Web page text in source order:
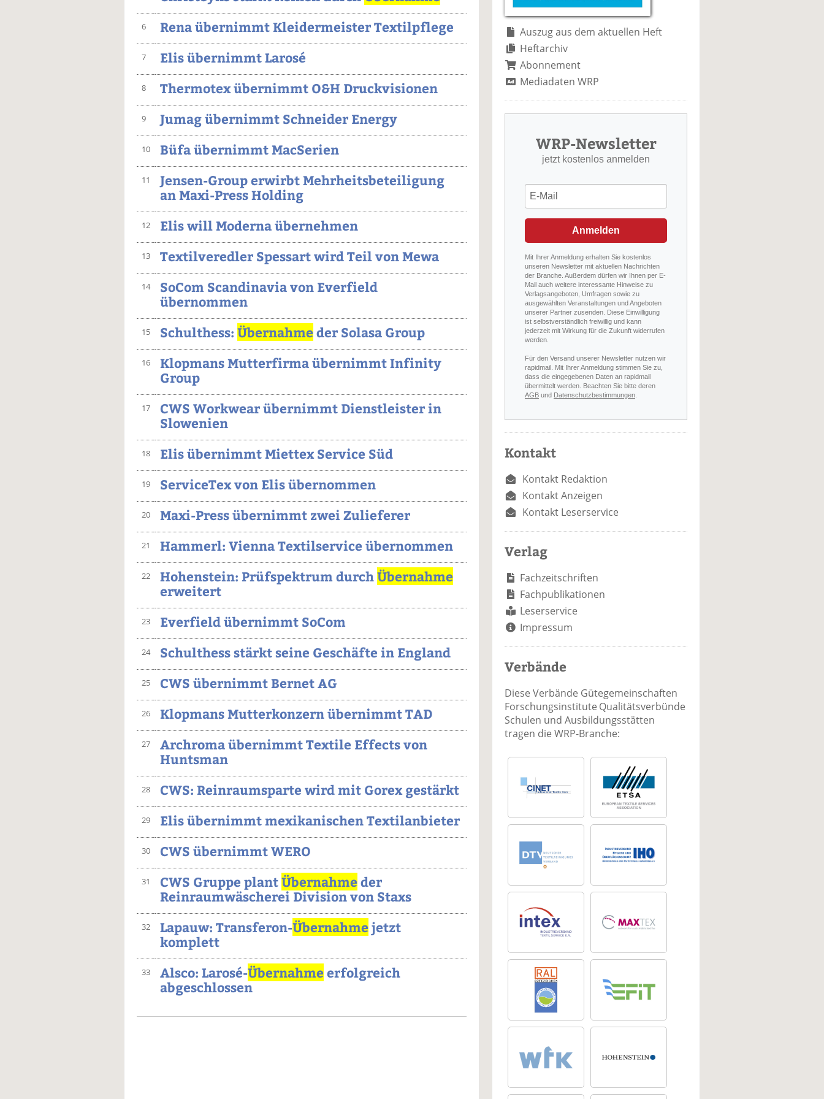
6 Rena übernimmt Kleidermeister Textilpflege
7 Elis übernimmt Larosé
8 Thermotex übernimmt O&H Druckvisionen
9 Jumag übernimmt Schneider Energy
10 Büfa übernimmt MacSerien
11
Jensen-Group erwirbt Mehrheitsbeteiligung
an Maxi-Press Holding
12 Elis will Moderna übernehmen
13 Textilveredler Spessart wird Teil von Mewa
14
SoCom Scandinavia von Everfield
übernommen
15 Schulthess: Übernahme der Solasa Group
16
Klopmans Mutterfirma übernimmt Infinity
Group
17
CWS Workwear übernimmt Dienstleister in
Slowenien
18 Elis übernimmt Miettex Service Süd
19 ServiceTex von Elis übernommen
20 Maxi-Press übernimmt zwei Zulieferer
21 Hammerl: Vienna Textilservice übernommen
22 Hohenstein: Prüfspektrum durchÜbernahme
erweitert
23 Everfield übernimmt SoCom
24 Schulthess stärkt seine Geschäfte in England
25 CWS übernimmt Bernet AG
26 Klopmans Mutterkonzern übernimmt TAD
27
Archroma übernimmt Textile Effects von
Huntsman
28 CWS: Reinraumsparte wird mit Gorex gestärkt
29 Elis übernimmt mexikanischen Textilanbieter
30 CWS übernimmt WERO
31 CWS Gruppe plantÜbernahme der
Reinraumwäscherei Division von Staxs
32 Lapauw: Transferon-Übernahme jetzt
komplett
33 Alsco: Larosé-Übernahme erfolgreich
abgeschlossen
Auszug aus dem aktuellen Heft
Heftarchiv
Abonnement
Mediadaten WRP
WRP-Newsletter
jetzt kostenlos anmelden
Anmelden
Mit Ihrer Anmeldung erhalten Sie kostenlos
unseren Newsletter mit aktuellen Nachrichten
der Branche. Außerdem dürfen wir Ihnen per E-
Mail auch weitere interessante Hinweise zu
Verlagsangeboten, Umfragen sowie zu
ausgewählten Veranstaltungen und Angeboten
unserer Partner zusenden. Diese Einwilligung
ist selbstverständlich freiwillig und kann
jederzeit mit Wirkung für die Zukunft widerrufen
werden.
Für den Versand unserer Newsletter nutzen wir
rapidmail. Mit Ihrer Anmeldung stimmen Sie zu,
dass die eingegebenen Daten an rapidmail
übermittelt werden. Beachten Sie bitte deren
AGB und Datenschutzbestimmungen
Kontakt
Kontakt Redaktion
Kontakt Anzeigen
Kontakt Leserservice
Verlag
Fachzeitschriften
Fachpublikationen
Leserservice
Impressum
Verbände
Diese Verbände Gütegemeinschaften
Forschungsinstitute Qualitätsverbünde
Schulen und Ausbildungsstätten
tragen die WRP-Branche: